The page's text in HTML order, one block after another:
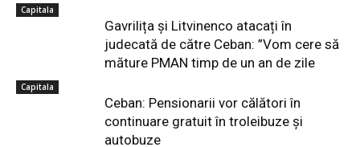
Capitala
Gavrilița și Litvinenco atacați în
judecată de către Ceban: ”Vom cere să
măture PMAN timp de un an de zile
Capitala
Ceban: Pensionarii vor călători în
continuare gratuit în troleibuze și
autobuze